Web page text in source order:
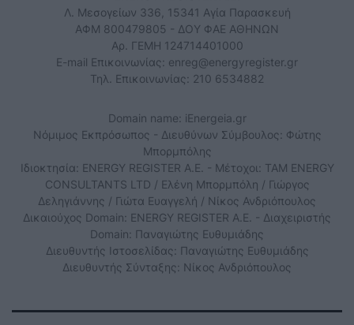
Λ. Μεσογείων 336, 15341 Αγία Παρασκευή
ΑΦΜ 800479805 - ΔΟΥ ΦΑΕ ΑΘΗΝΩΝ
Αρ. ΓΕΜΗ 124714401000
E-mail Επικοινωνίας: enreg@energyregister.gr
Τηλ. Επικοινωνίας: 210 6534882
Domain name: iEnergeia.gr
Νόμιμος Εκπρόσωπος - Διευθύνων Σύμβουλος: Φώτης
Μπορμπόλης
Ιδιοκτησία: ENERGY REGISTER Α.Ε. - Μέτοχοι: TAM ENERGY
CONSULTANTS LTD / Ελένη Μπορμπόλη / Γιώργος
Δεληγιάννης / Γιώτα Ευαγγελή / Νίκος Ανδριόπουλος
Δικαιούχος Domain: ENERGY REGISTER Α.Ε. - Διαχειριστής
Domain: Παναγιώτης Ευθυμιάδης
Διευθυντής Ιστοσελίδας: Παναγιώτης Ευθυμιάδης
Διευθυντής Σύνταξης: Νίκος Ανδριόπουλος